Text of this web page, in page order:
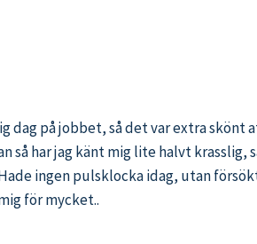
dag på jobbet, så det var extra
så har jag känt mig lite halvt
ingen pulsklocka idag, utan
för mycket..